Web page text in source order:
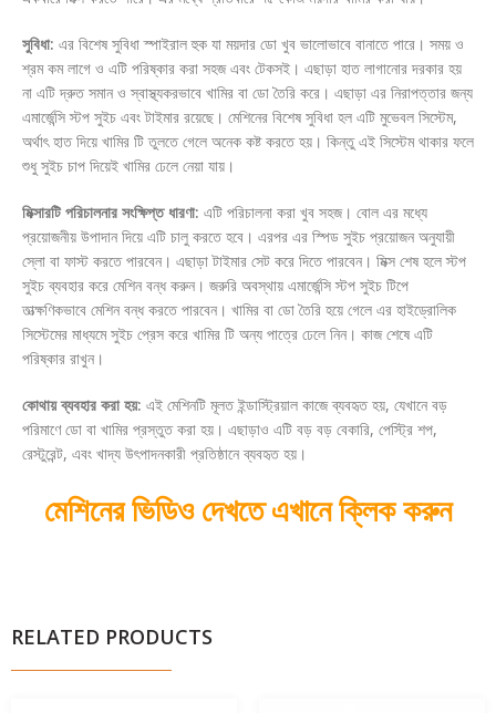
সুবিধা: এর বিশেষ সুবিধা স্পাইরাল হুক যা ময়দার ডো খুব ভালোভাবে বানাতে পারে। সময় ও
শ্রম কম লাগে ও এটি পরিষ্কার করা সহজ এবং টেকসই। এছাড়া হাত লাগানোর দরকার হয়
না এটি দ্রুত সমান ও স্বাস্থ্যকরভাবে খামির বা ডো তৈরি করে। এছাড়া এর নিরাপত্তার জন্য
এমার্জেন্সি স্টপ সুইচ এবং টাইমার রয়েছে। মেশিনের বিশেষ সুবিধা হল এটি মুভেবল সিস্টেম,
অর্থাৎ হাত দিয়ে খামির টি তুলতে গেলে অনেক কষ্ট করতে হয়। কিন্তু এই সিস্টেম থাকার ফলে
শুধু সুইচ চাপ দিয়েই খামির ঢেলে নেয়া যায়।
মিক্সারটি পরিচালনার সংক্ষিপ্ত ধারণা: এটি পরিচালনা করা খুব সহজ। বোল এর মধ্যে
প্রয়োজনীয় উপাদান দিয়ে এটি চালু করতে হবে। এরপর এর স্পিড সুইচ প্রয়োজন অনুযায়ী
স্লো বা ফাস্ট করতে পারবেন। এছাড়া টাইমার সেট করে দিতে পারবেন। মিক্স শেষ হলে স্টপ
সুইচ ব্যবহার করে মেশিন বন্ধ করুন। জরুরি অবস্থায় এমার্জেন্সি স্টপ সুইচ টিপে
তাত্ক্ষণিকভাবে মেশিন বন্ধ করতে পারবেন। খামির বা ডো তৈরি হয়ে গেলে এর হাইড্রোলিক
সিস্টেমের মাধ্যমে সুইচ প্রেস করে খামির টি অন্য পাত্রে ঢেলে নিন। কাজ শেষে এটি
পরিষ্কার রাখুন।
কোথায় ব্যবহার করা হয়: এই মেশিনটি মূলত ইন্ডাস্ট্রিয়াল কাজে ব্যবহৃত হয়, যেখানে বড়
পরিমাণে ডো বা খামির প্রস্তুত করা হয়। এছাড়াও এটি বড় বড় বেকারি, পেস্ট্রি শপ,
রেস্টুরেন্ট, এবং খাদ্য উৎপাদনকারী প্রতিষ্ঠানে ব্যবহৃত হয়।
মেশিনের ভিডিও দেখতে এখানে ক্লিক করুন
RELATED PRODUCTS